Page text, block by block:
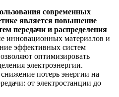
современных
является повышение
передачи и распределения
инновационных материалов и
эффективных систем
оптимизировать
электроэнергии.
снижение потерь энергии на
от электростанции до